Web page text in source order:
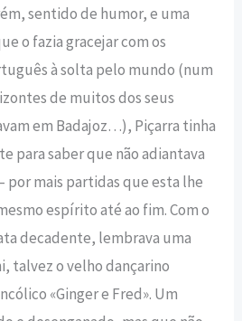
sentido de humor, e uma
o fazia gracejar com os
à solta pelo mundo (num
de muitos dos seus
em Badajoz…), Piçarra tinha
para saber que não adiantava
por mais partidas que esta lhe
espírito até ao fim. Com o
decadente, lembrava uma
talvez o velho dançarino
«Ginger e Fred». Um